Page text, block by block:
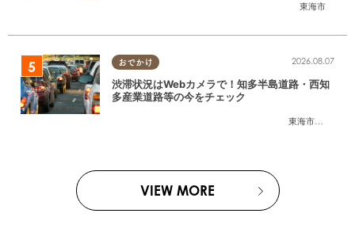
東海市
おでかけ
東海市
,大府市
2026.08.07
渋滞状況はWebカメラで！知多半島道路・西知
多産業道路等の今をチェック
VIEW MORE